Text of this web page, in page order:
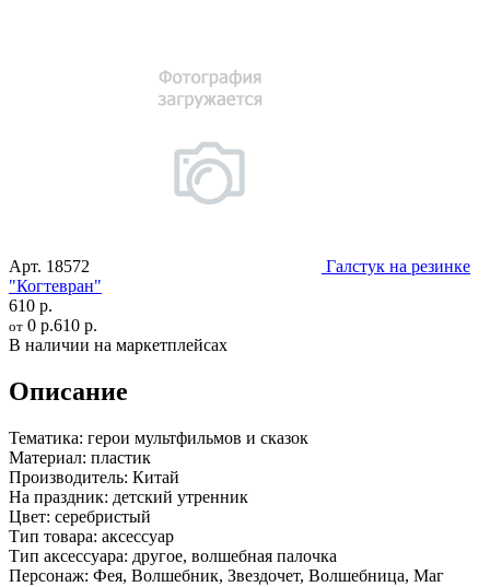
Арт. 18572
Галстук на резинке
"Когтевран"
610 р.
от 0 р.610 р.
В наличии на маркетплейсах
Описание
Тематика: герои мультфильмов и сказок
Материал: пластик
Производитель: Китай
На праздник: детский утренник
Цвет: серебристый
Тип товара: аксессуар
Тип аксессуара: другое, волшебная палочка
Персонаж: Фея, Волшебник, Звездочет, Волшебница, Маг